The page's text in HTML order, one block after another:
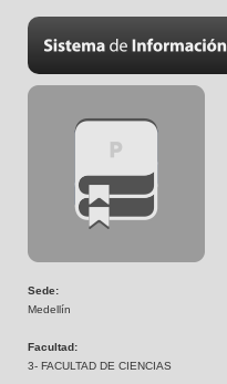
Sede:
Medellín
Facultad:
3- FACULTAD DE CIENCIAS